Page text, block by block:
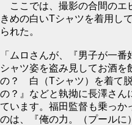
ここでは、撮影の合間のエ
きめの白いTシャツを着用し
られた。
「ムロさんが、『男子が一
シャツ姿を盗み見してお酒
の？ 白（Tシャツ）を着て
の？』などと執拗に長澤さん
ています。福田監督も乗っか
のは、『俺の力。（プールに